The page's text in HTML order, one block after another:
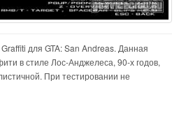
для GTA: San Andreas. Данная
в стиле Лос-Анджелеса, 90-х годов,
При тестировании не